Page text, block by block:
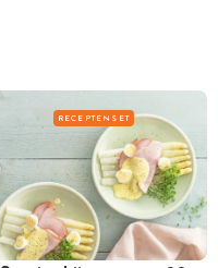
RECEPTENSET